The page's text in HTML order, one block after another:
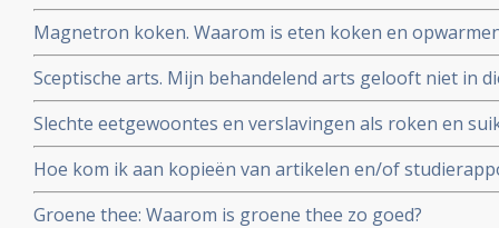
Magnetron koken. Waarom is eten koken en
Sceptische arts. Mijn behandelend arts gelooft niet in
overtuig ik hem?
Slechte eetgewoontes en verslavingen als roken en
zo moeilijk en hou zo van zoet!
Hoe kom ik aan kopieën van artikelen en/of
worden vermeld?
Groene thee: Waarom is groene thee zo goed?